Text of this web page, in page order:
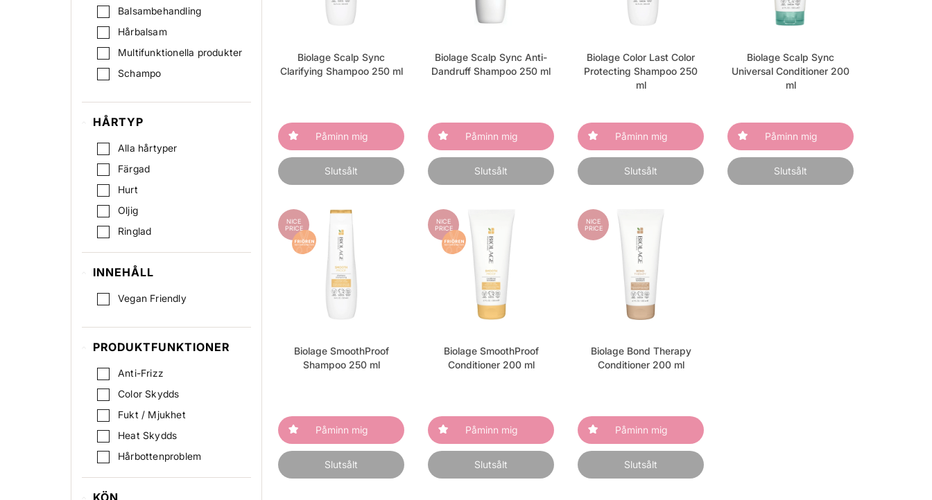
Balsambehandling
Hårbalsam
Multifunktionella produkter
Schampo
HÅRTYP
Alla hårtyper
Färgad
Hurt
Oljig
Ringlad
INNEHÅLL
Vegan Friendly
PRODUKTFUNKTIONER
Anti-Frizz
Color Skydds
Fukt / Mjukhet
Heat Skydds
Hårbottenproblem
Mot mjäll
Biolage Scalp Sync
Clarifying Shampoo 250 ml
Påminn mig
Slutsålt
Biolage Scalp Sync Anti-
Dandruff Shampoo 250 ml
Påminn mig
Slutsålt
Biolage Color Last Color
Protecting Shampoo 250
ml
Påminn mig
Slutsålt
Biolage Scalp Sync
Universal Conditioner 200
ml
Påminn mig
Slutsålt
NICE
PRICE
Biolage SmoothProof
Shampoo 250 ml
Påminn mig
Slutsålt
NICE
PRICE
Biolage SmoothProof
Conditioner 200 ml
Påminn mig
Slutsålt
NICE
PRICE
Biolage Bond Therapy
Conditioner 200 ml
Påminn mig
Slutsålt